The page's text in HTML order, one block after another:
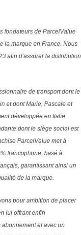
fondateurs de ParcelValue
la marque en France. Nous
afin d’assurer la distribution
de transport dont le
et dont Marie, Pascale et
développée en Italie
dont le siège social est
ParcelValue met à
francophone, basé à
garantissant ainsi un
de la marque.
pour ambition de placer
lui offrant enfin
abonnement et avec un